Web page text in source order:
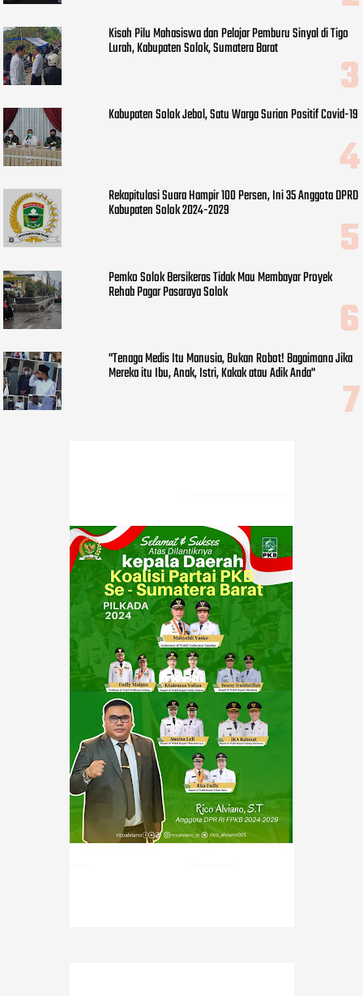
Kisah Pilu Mahasiswa dan Pelajar Pemburu Sinyal di Tigo
Lurah, Kabupaten Solok, Sumatera Barat
Kabupaten Solok Jebol, Satu Warga Surian Positif Covid-19
Rekapitulasi Suara Hampir 100 Persen, Ini 35 Anggota DPRD
Kabupaten Solok 2024-2029
Pemko Solok Bersikeras Tidak Mau Membayar Proyek
Rehab Pagar Pasaraya Solok
"Tenaga Medis Itu Manusia, Bukan Robot! Bagaimana Jika
Mereka itu Ibu, Anak, Istri, Kakak atau Adik Anda"